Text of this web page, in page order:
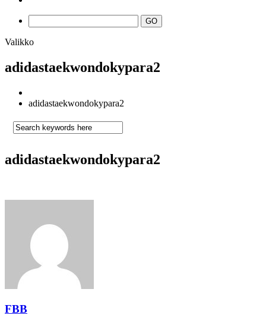
Valikko
adidastaekwondokypara2
adidastaekwondokypara2
adidastaekwondokypara2
FBB